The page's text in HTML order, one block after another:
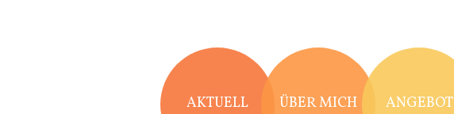
AKTUELL ÜBER MICH ANGEBOT